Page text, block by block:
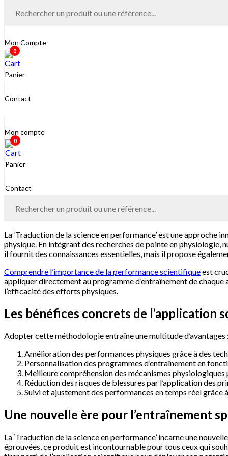
Mon Compte
0
Panier
Contact
Mon compte
0
Panier
Contact
La ‘Traduction de la science en performance’ est une
physique. En intégrant des recherches de pointe en
il fournit des connaissances essentielles, mais il propose
Comprendre l’importance de la performance scientifiqueest
appliquer directement au programme d’entraînement de
l’efficacité des efforts physiques.
Les bénéfices concrets de l’application
Adopter cette méthodologie entraîne une multitude d’avantages
Amélioration des performances physiques grâce à des
Personnalisation des programmes d’entraînement en
Meilleure compréhension des mécanismes
Réduction des risques de blessures par l’application des
Suivi et ajustement des performances en temps réel grâce
Une nouvelle ère pour l’entraînement
La ‘Traduction de la science en performance’ incarne une
éprouvées, ce produit est incontournable pour tous ceux qui